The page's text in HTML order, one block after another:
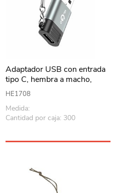
Adaptador USB con entrada
tipo C, hembra a macho,
KLGO en caja
HE1708
Medida:
Cantidad por caja: 300